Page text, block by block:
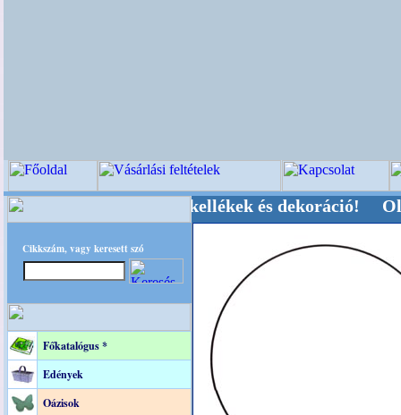
Cikkszám, vagy keresett szó
Főkatalógus *
Edények
Oázisok
, Kegyeleti-kellékek és dekoráció!